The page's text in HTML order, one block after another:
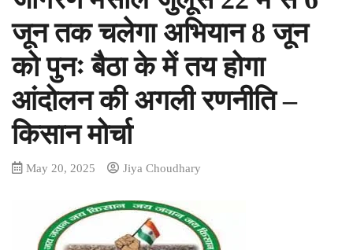
जून तक चलेगा अभियान 8 जून
को पुनः बैठा के में तय होगा
आंदोलन की अगली रणनीति –
किसान मोर्चा
May 20, 2025 Jiya Choudhary